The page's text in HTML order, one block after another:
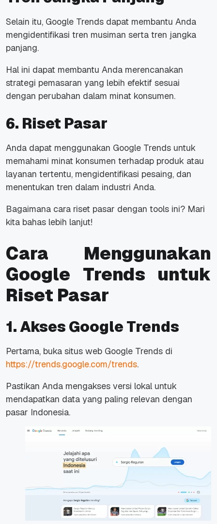
Selain itu, Google Trends dapat membantu Anda
mengidentifikasi tren musiman serta tren jangka
panjang.
Hal ini dapat membantu Anda merencanakan
strategi pemasaran yang lebih efektif sesuai
dengan perubahan dalam minat konsumen.
6. Riset Pasar
Anda dapat menggunakan Google Trends untuk
memahami minat konsumen terhadap produk atau
layanan tertentu, mengidentifikasi pesaing, dan
menentukan tren dalam industri Anda.
Bagaimana cara riset pasar dengan tools ini? Mari
kita bahas lebih lanjut!
Cara Menggunakan
Google Trends untuk
Riset Pasar
1. Akses Google Trends
Pertama, buka situs web Google Trends di
https://trends.google.com/trends.
Pastikan Anda mengakses versi lokal untuk
mendapatkan data yang paling relevan dengan
pasar Indonesia.